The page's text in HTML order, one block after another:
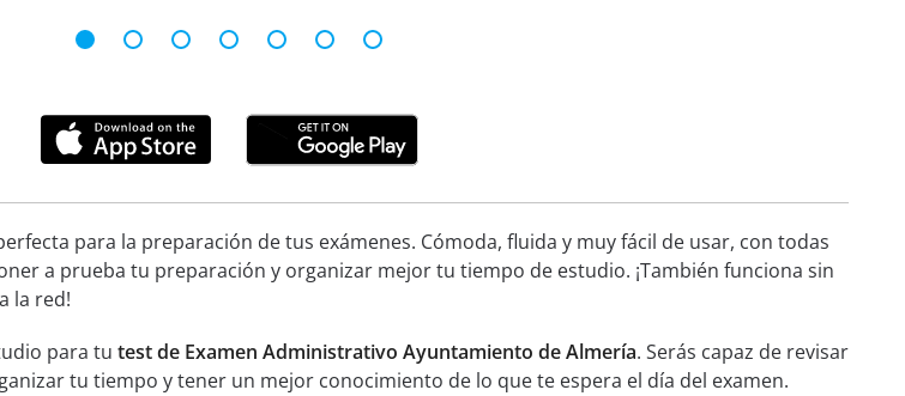
para la preparación de tus exámenes. Cómoda, fluida y muy fácil de usar, con todas
a prueba tu preparación y organizar mejor tu tiempo de estudio. ¡También funciona sin
la red!
para tu test de Examen Administrativo Ayuntamiento de Almería. Serás capaz de revisar
tu tiempo y tener un mejor conocimiento de lo que te espera el día del examen.